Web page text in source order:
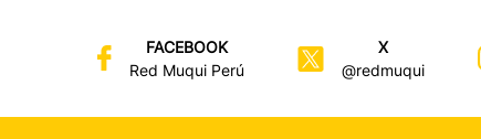
FACEBOOK
Red Muqui Perú
X
@redmuqui